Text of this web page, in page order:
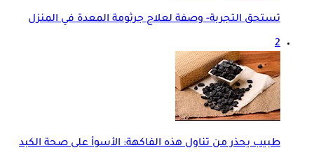
تستحق التجربة- وصفة لعلاج جرثومة المعدة في المنزل
2
طبيب يحذر من تناول هذه الفاكهة: الأسوأ على صحة الكبد